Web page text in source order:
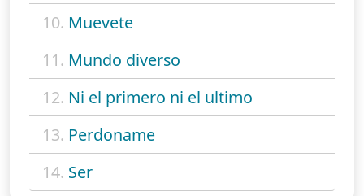
10. Muevete
11. Mundo diverso
12. Ni el primero ni el ultimo
13. Perdoname
14. Ser